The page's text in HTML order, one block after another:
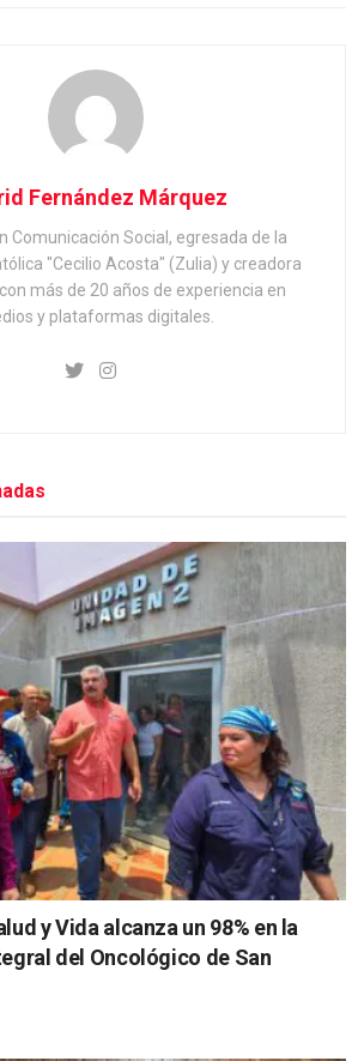
Fernández Márquez
Comunicación Social, egresada de la
"Cecilio Acosta" (Zulia) y creadora
más de 20 años de experiencia en
y plataformas digitales.
y Vida alcanza un 98% en la
del Oncológico de San